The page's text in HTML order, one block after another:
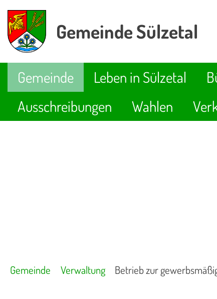
Gemeinde Sülzetal
Gemeinde Leben in Sülzetal
Ausschreibungen
Wahlen
Gemeinde Verwaltung Betrieb zur